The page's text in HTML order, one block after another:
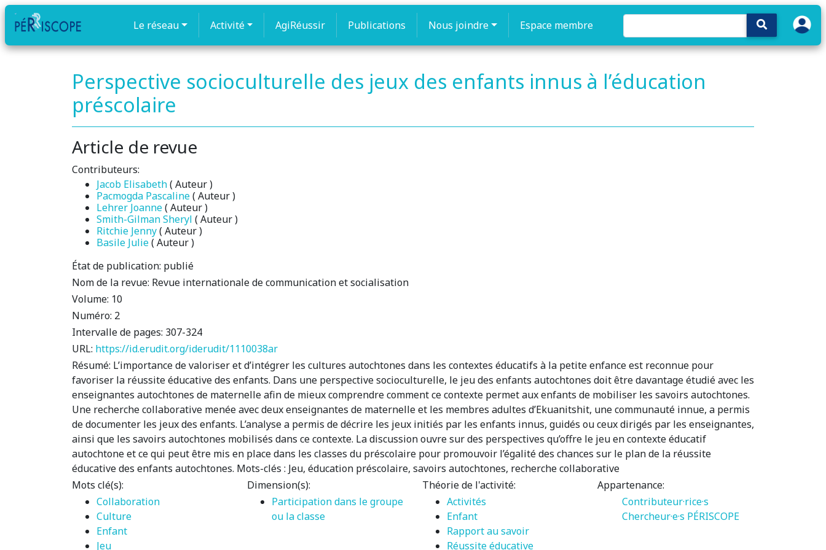
Le réseau Activité AgiRéussir Publications Nous joindre Espace membre
Perspective socioculturelle des jeux des enfants innus à l’éducation
préscolaire
Article de revue
Contributeurs:
Jacob Elisabeth( Auteur )
Pacmogda Pascaline( Auteur )
Lehrer Joanne( Auteur )
Smith-Gilman Sheryl ( Auteur )
Ritchie Jenny( Auteur )
Basile Julie( Auteur )
État de publication: publié
Nom de la revue: Revue internationale de communication et socialisation
Volume: 10
Numéro: 2
Intervalle de pages: 307-324
URL: https://id.erudit.org/iderudit/1110038ar
Résumé: L’importance de valoriser et d’intégrer les cultures autochtones dans les contextes éducatifs à la petite enfance est reconnue pour
favoriser la réussite éducative des enfants. Dans une perspective socioculturelle, le jeu des enfants autochtones doit être davantage étudié avec les
enseignantes autochtones de maternelle afin de mieux comprendre comment ce contexte permet aux enfants de mobiliser les savoirs autochtones.
Une recherche collaborative menée avec deux enseignantes de maternelle et les membres adultes d’Ekuanitshit, une communauté innue, a permis
de documenter les jeux des enfants. L’analyse a permis de décrire les jeux initiés par les enfants innus, guidés ou ceux dirigés par les enseignantes,
ainsi que les savoirs autochtones mobilisés dans ce contexte. La discussion ouvre sur des perspectives qu’offre le jeu en contexte éducatif
autochtone et ce qui peut être mis en place dans les classes du préscolaire pour promouvoir l’égalité des chances sur le plan de la réussite
éducative des enfants autochtones. Mots-clés : Jeu, éducation préscolaire, savoirs autochtones, recherche collaborative
Mots clé(s):
Collaboration
Culture
Enfant
Jeu
Dimension(s):
Participation dans le groupe
ou la classe
Théorie de l'activité:
Activités
Enfant
Rapport au savoir
Réussite éducative
Appartenance:
Contributeur·rice·s
Chercheur·e·s PÉRISCOPE